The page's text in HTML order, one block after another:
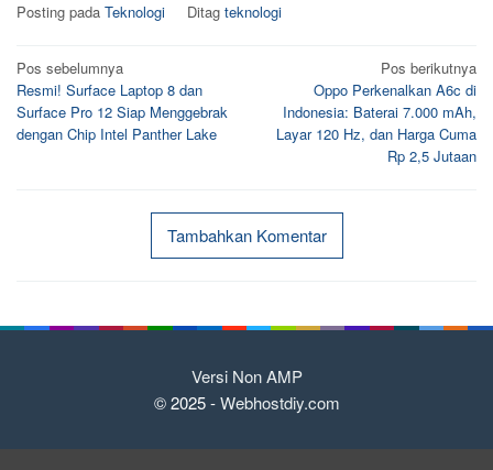
Posting pada Teknologi Ditag teknologi
Navigasi
pos
Pos sebelumnya
Resmi! Surface Laptop 8 dan
Surface Pro 12 Siap Menggebrak
dengan Chip Intel Panther Lake
Pos berikutnya
Oppo Perkenalkan A6c di
Indonesia: Baterai 7.000 mAh,
Layar 120 Hz, dan Harga Cuma
Rp 2,5 Jutaan
Tambahkan Komentar
Versi Non AMP
© 2025 -Webhostdiy.com